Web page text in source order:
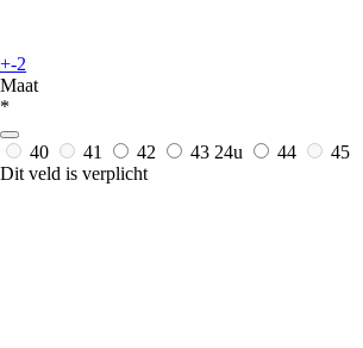
+-2
Maat
*
40 41 42 43 24u 44
45
Dit veld is verplicht